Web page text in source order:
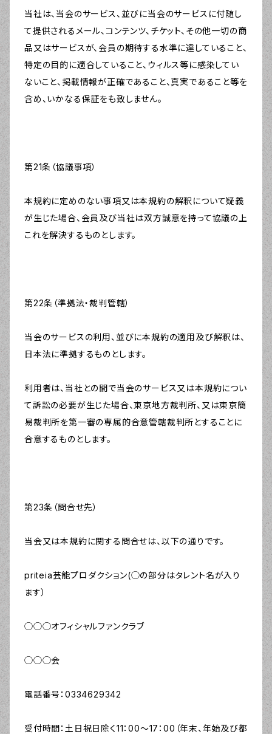
当社は、当会のサービス、並びに当会のサービスに付随し
て提供されるメール、コンテンツ、チケット、その他一切の商
品又はサービスが、会員の期待する水準に達していること、
特定の目的に適合していること、ウィルス等に感染してい
ないこと、掲載情報が正確であること、真実であること等を
含め、いかなる保証をも致しません。
第21条（協議事項）
本規約に定めのない事項又は本規約の解釈について疑義
が生じた場合、会員及び当社は双方誠意を持って協議の上
これを解決するものとします。
第22条（準拠法・裁判管轄）
当会のサービスの利用、並びに本規約の適用及び解釈は、
日本法に準拠するものとします。
利用者は、当社との間で当会のサービス又は本規約につい
て訴訟の必要が生じた場合、東京地方裁判所、又は東京簡
易裁判所を第一審の専属的合意管轄裁判所とすることに
合意するものとします。
第23条（問合せ先）
当会又は本規約に関する問合せは、以下の通りです。
priteia芸能プロダクション(◯の部分はタレント名が入り
ます）
◯◯◯オフィシャルファンクラブ
◯◯◯会
電話番号：0334629342
受付時間：土日祝日除く11：00～17：00（年末、年始及び都